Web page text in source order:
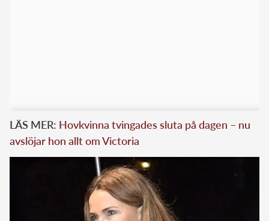
LÄS MER: Hovkvinna tvingades sluta på dagen – nu
avslöjar hon allt om Victoria